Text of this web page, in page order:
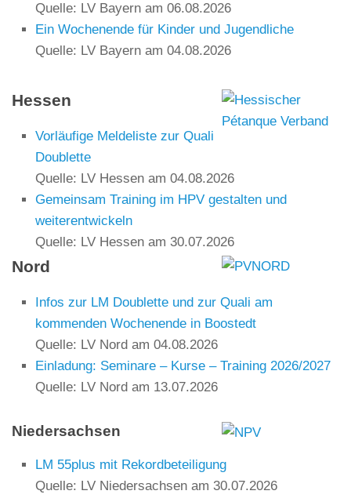
Quelle: LV Bayern am 06.08.2026
Ein Wochenende für Kinder und Jugendliche
Quelle: LV Bayern am 04.08.2026
Hessen
Vorläufige Meldeliste zur Quali
Doublette
Quelle: LV Hessen am 04.08.2026
Gemeinsam Training im HPV gestalten und
weiterentwickeln
Quelle: LV Hessen am 30.07.2026
Nord
Infos zur LM Doublette und zur Quali am
kommenden Wochenende in Boostedt
Quelle: LV Nord am 04.08.2026
Einladung: Seminare – Kurse – Training 2026/2027
Quelle: LV Nord am 13.07.2026
Niedersachsen
LM 55plus mit Rekordbeteiligung
Quelle: LV Niedersachsen am 30.07.2026